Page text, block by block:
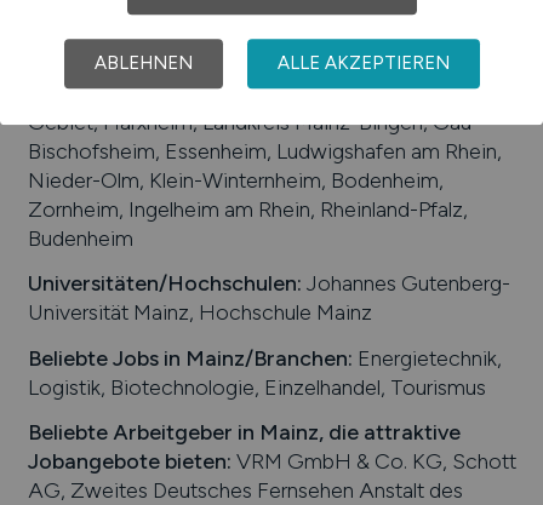
Arbeiten in der Nähe vonMainz:Darmstadt,
Ginsheim-Gustavsburg, Wiesbaden, Ober-Olm,
Hessen, Mannheim, Frankfurt am Main, Rhein-Main-
Gebiet, Harxheim, Landkreis Mainz-Bingen, Gau-
Bischofsheim, Essenheim, Ludwigshafen am Rhein,
Nieder-Olm, Klein-Winternheim, Bodenheim,
Zornheim, Ingelheim am Rhein, Rheinland-Pfalz,
Budenheim
Universitäten/Hochschulen: Johannes Gutenberg-
Universität Mainz, Hochschule Mainz
Beliebte Jobs in Mainz/Branchen: Energietechnik,
Logistik, Biotechnologie, Einzelhandel, Tourismus
Beliebte Arbeitgeber in Mainz, die attraktive
Jobangebote bieten: VRM GmbH & Co. KG, Schott
AG, Zweites Deutsches Fernsehen Anstalt des
ABLEHNEN ALLE AKZEPTIEREN